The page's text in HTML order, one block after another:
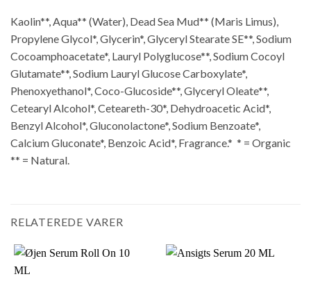
Kaolin**, Aqua** (Water), Dead Sea Mud** (Maris Limus),
Propylene Glycol*, Glycerin*, Glyceryl Stearate SE**, Sodium
Cocoamphoacetate*, Lauryl Polyglucose**, Sodium Cocoyl
Glutamate**, Sodium Lauryl Glucose Carboxylate*,
Phenoxyethanol*, Coco-Glucoside**, Glyceryl Oleate**,
Cetearyl Alcohol*, Ceteareth-30*, Dehydroacetic Acid*,
Benzyl Alcohol*, Gluconolactone*, Sodium Benzoate*,
Calcium Gluconate*, Benzoic Acid*, Fragrance.* * = Organic
** = Natural.
RELATEREDE VARER